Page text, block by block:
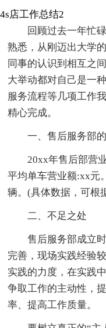
4s店工作总结2
回顾过去一年忙
熟悉，从刚迈出大学
同事的认识到相互之
大举动都对自己是一
服务流程等几项工作
精心完成。
一、售后服务部
20xx年售后部营
平均单车营业额:xx元
辆。(具体数据，可根
二、不足之处
售后服务部成立
完善，现场实践经验
实践的力度，在实践
争取工作的主动性，
率、提高工作质量。